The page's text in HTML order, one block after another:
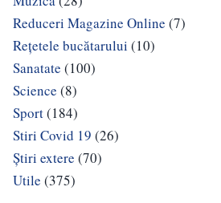
Reduceri Magazine Online (7)
Rețetele bucătarului (10)
Sanatate (100)
Science (8)
Sport(184)
Stiri Covid 19 (26)
Știri extere (70)
Utile (375)